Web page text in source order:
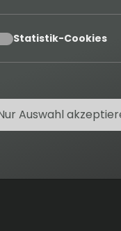
einfach via
Statistik-Cookies
Auswahl